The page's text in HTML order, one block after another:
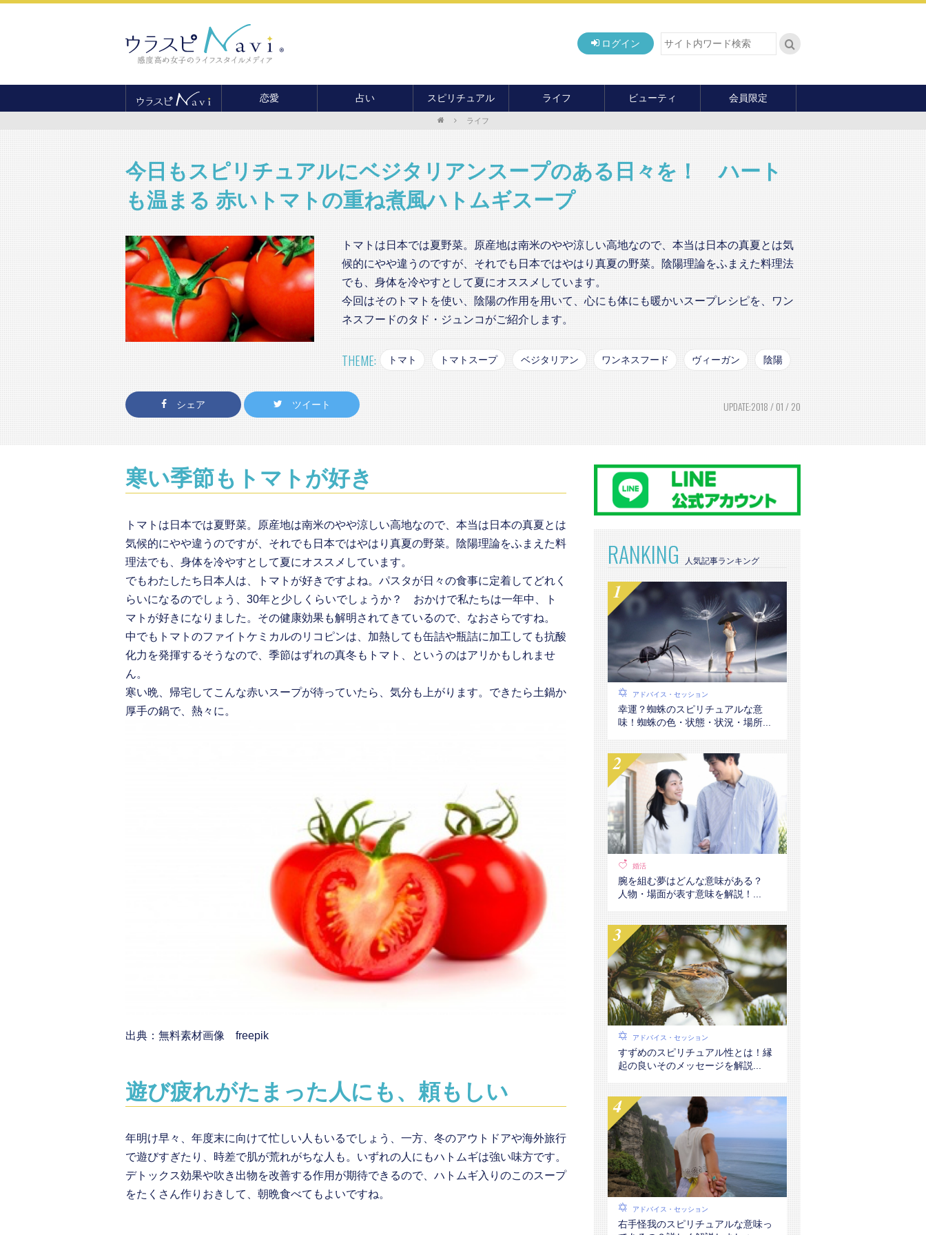
ログイン
恋愛
結婚
セックス
離婚・不倫
占い
カード占い
おもしろ占い
運命・予言
メール占い
スピリチュアル
開運
パワースポット
オカルト
前世・ソウルメイト
ライフ
癒し
季節イベント
ビューティ
ファッション
マナー・教養
会員限定
ライフ
今日もスピリチュアルにベジタリアンスープのある日々を！ ハート
も温まる 赤いトマトの重ね煮風ハトムギスープ
トマトは日本では夏野菜。原産地は南米のやや涼しい高地なので、本当は日本の真夏とは気
候的にやや違うのですが、それでも日本ではやはり真夏の野菜。陰陽理論をふまえた料理法
でも、身体を冷やすとして夏にオススメしています。
今回はそのトマトを使い、陰陽の作用を用いて、心にも体にも暖かいスープレシピを、ワン
ネスフードのタド・ジュンコがご紹介します。
THEME: トマト トマトスープ ベジタリアン ワンネスフード ヴィーガン 陰陽
シェア ツイート UPDATE:2018 / 01 / 20
寒い季節もトマトが好き
トマトは日本では夏野菜。原産地は南米のやや涼しい高地なので、本当は日本の真夏とは
気候的にやや違うのですが、それでも日本ではやはり真夏の野菜。陰陽理論をふまえた料
理法でも、身体を冷やすとして夏にオススメしています。
でもわたしたち日本人は、トマトが好きですよね。パスタが日々の食事に定着してどれく
らいになるのでしょう、30年と少しくらいでしょうか？ おかけで私たちは一年中、ト
マトが好きになりました。その健康効果も解明されてきているので、なおさらですね。
中でもトマトのファイトケミカルのリコピンは、加熱しても缶詰や瓶詰に加工しても抗酸
化力を発揮するそうなので、季節はずれの真冬もトマト、というのはアリかもしれませ
ん。
寒い晩、帰宅してこんな赤いスープが待っていたら、気分も上がります。できたら土鍋か
厚手の鍋で、熱々に。
出典：無料素材画像 freepik
遊び疲れがたまった人にも、頼もしい
年明け早々、年度末に向けて忙しい人もいるでしょう、一方、冬のアウトドアや海外旅行
で遊びすぎたり、時差で肌が荒れがちな人も。いずれの人にもハトムギは強い味方です。
デトックス効果や吹き出物を改善する作用が期待できるので、ハトムギ入りのこのスープ
をたくさん作りおきして、朝晩食べてもよいですね。
RANKING
アドバイス・セッション
幸運？蜘蛛のスピリチュアルな意
味！蜘蛛の色・状態・状況・場所...
婚活
腕を組む夢はどんな意味がある？
人物・場面が表す意味を解説！...
アドバイス・セッション
すずめのスピリチュアル性とは！縁
起の良いそのメッセージを解説...
アドバイス・セッション
右手怪我のスピリチュアルな意味っ